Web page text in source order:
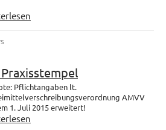
Pflichtangaben lt.
AMVV
1. Juli 2015 erweitert!